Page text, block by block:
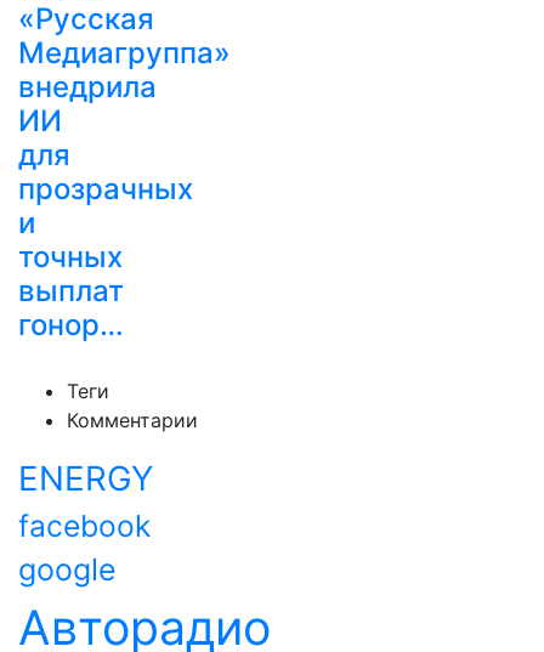
«Русская
Медиагруппа»
внедрила
ИИ
для
прозрачных
и
точных
выплат
гонор…
Теги
Комментарии
ENERGY
facebook
google
Авторадио